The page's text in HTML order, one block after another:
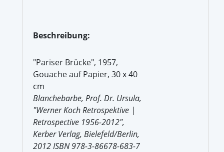
Beschreibung:
"Pariser Brücke", 1957,
Gouache auf Papier, 30 x 40
cm
Blanchebarbe, Prof. Dr. Ursula,
"Werner Koch Retrospektive |
Retrospective 1956-2012",
Kerber Verlag, Bielefeld/Berlin,
2012 ISBN 978-3-86678-683-7